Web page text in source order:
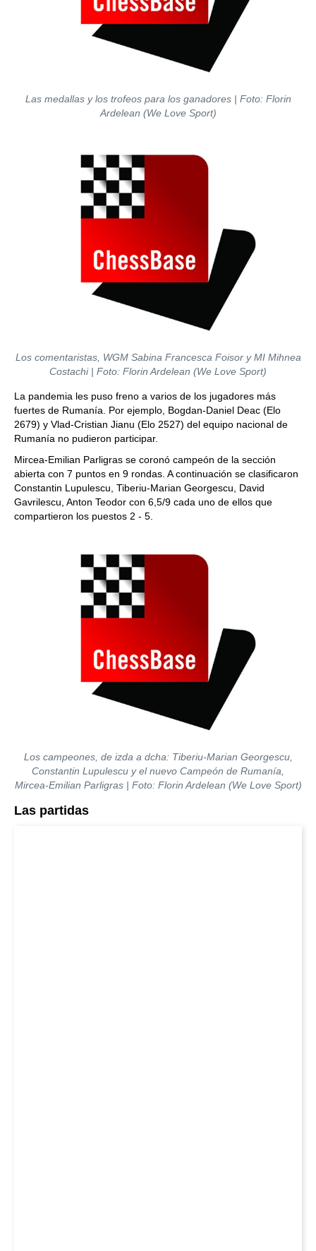
Las medallas y los trofeos para los ganadores | Foto: Florin
Ardelean (We Love Sport)
Los comentaristas, WGM Sabina Francesca Foisor y MI Mihnea
Costachi | Foto: Florin Ardelean (We Love Sport)
La pandemia les puso freno a varios de los jugadores más
fuertes de Rumanía. Por ejemplo, Bogdan-Daniel Deac (Elo
2679) y Vlad-Cristian Jianu (Elo 2527) del equipo nacional de
Rumanía no pudieron participar.
Mircea-Emilian Parligras se coronó campeón de la sección
abierta con 7 puntos en 9 rondas. A continuación se clasificaron
Constantin Lupulescu, Tiberiu-Marian Georgescu, David
Gavrilescu, Anton Teodor con 6,5/9 cada uno de ellos que
compartieron los puestos 2 - 5.
Los campeones, de izda a dcha: Tiberiu-Marian Georgescu,
Constantin Lupulescu y el nuevo Campeón de Rumanía,
Mircea-Emilian Parligras | Foto: Florin Ardelean (We Love Sport)
Las partidas